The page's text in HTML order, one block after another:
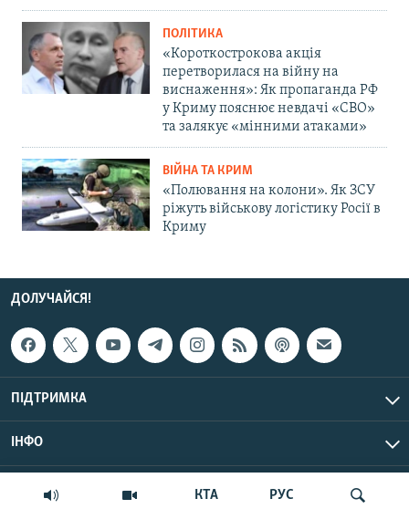
КТА РУС
ПОЛІТИКА
«Короткострокова акція
перетворилася на війну на
виснаження»: Як пропаганда РФ
у Криму пояснює невдачі «СВО»
та залякує «мінними атаками»
ВІЙНА ТА КРИМ
«Полювання на колони». Як ЗСУ
ріжуть військову логістику Росії в
Криму
ДОЛУЧАЙСЯ!
ПІДТРИМКА
ІНФО
© Крим.Реалії, 2026 | Усі права застережено.